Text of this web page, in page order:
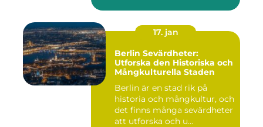
17. jan
Berlin Sevärdheter:
Utforska den Historiska och
Mångkulturella Staden
Berlin är en stad rik på
historia och mångkultur, och
det finns många sevärdheter
att utforska och u...